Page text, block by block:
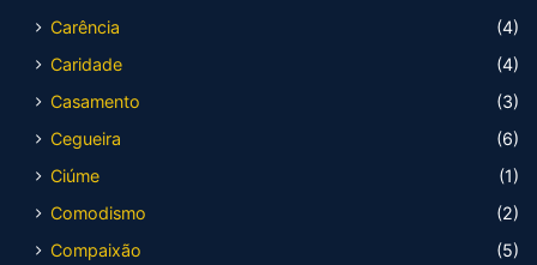
Carência
(4)
Caridade
(4)
Casamento
(3)
Cegueira
(6)
Ciúme
(1)
Comodismo
(2)
Compaixão
(5)